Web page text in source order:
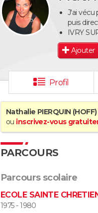
J'ai vécu
puis
IVRY
Ajouter
Profil
Nathalie PIERQUIN (HOFF)
ou inscrivez-vous
PARCOURS
Parcours scolaire
ECOLE SAINTE
1975 - 1980